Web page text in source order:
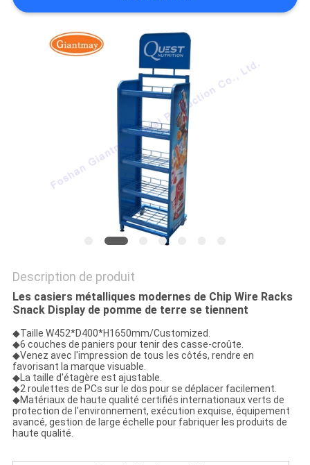
Description de produit
Les casiers métalliques modernes de Chip Wire Racks
Snack Display de pomme de terre se tiennent
◆Taille W452*D400*H1650mm/Customized.
◆6 couches de paniers pour tenir des casse-croûte.
◆Venez avec l'impression de tous les côtés, rendre en
favorisant la marque visuable.
◆La taille d'étagère est ajustable.
◆2 roulettes de PCs sur le dos pour se déplacer facilement.
◆Matériaux de haute qualité certifiés internationaux verts de
protection de l'environnement, exécution exquise, équipement
avancé, gestion de large échelle pour fabriquer les produits de
haute qualité.